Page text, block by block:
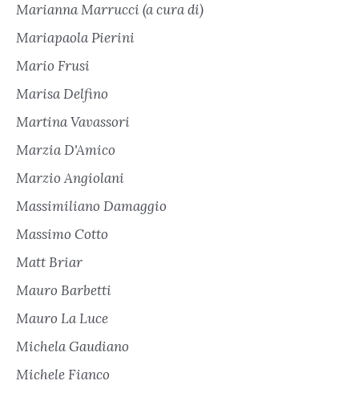
Marianna Marrucci (a cura di)
Mariapaola Pierini
Mario Frusi
Marisa Delfino
Martina Vavassori
Marzia D'Amico
Marzio Angiolani
Massimiliano Damaggio
Massimo Cotto
Matt Briar
Mauro Barbetti
Mauro La Luce
Michela Gaudiano
Michele Fianco